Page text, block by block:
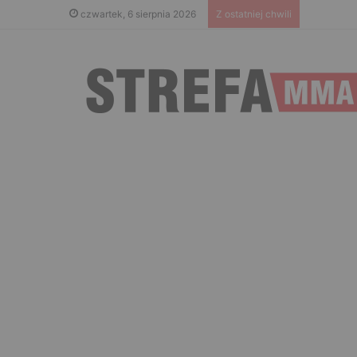
czwartek, 6 sierpnia 2026 Z ostatniej chwili